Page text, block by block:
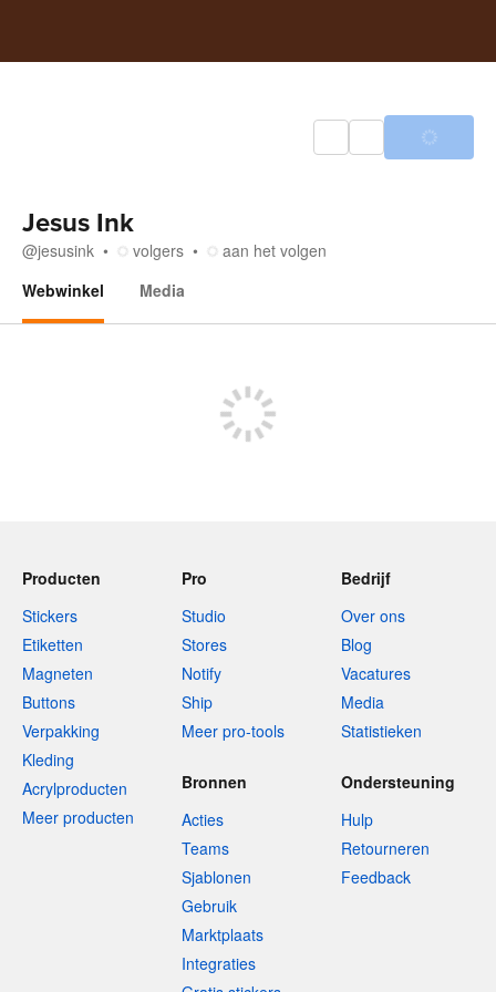
Jesus Ink
@jesusink volgers
aan het volgen
Webwinkel
Media
Producten
Stickers
Etiketten
Magneten
Buttons
Verpakking
Kleding
Acrylproducten
Meer producten
Pro
Studio
Stores
Notify
Ship
Meer pro-tools
Bedrijf
Over ons
Blog
Vacatures
Media
Statistieken
Bronnen
Acties
Teams
Sjablonen
Gebruik
Marktplaats
Integraties
Ondersteuning
Hulp
Retourneren
Feedback